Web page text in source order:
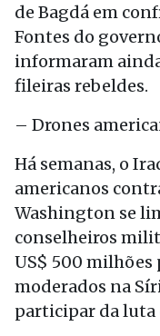
de Bagdá em
Fontes do
informaram
fileiras rebeldes.
– Drones
Há semanas, o
americanos
Washington se
conselheiros
US$ 500 milhões
moderados na
participar da luta